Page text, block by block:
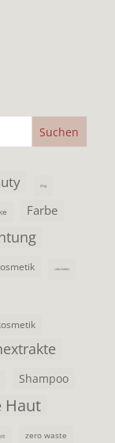
Blog
Farbe
Lidschatten
Shampoo
Haut
zero waste